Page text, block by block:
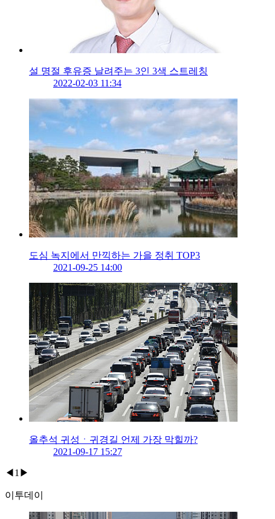
설 명절 후유증 날려주는 3인 3색 스트레칭
2022-02-03 11:34
도심 녹지에서 만끽하는 가을 정취 TOP3
2021-09-25 14:00
올추석 귀성ㆍ귀경길 언제 가장 막힐까?
2021-09-17 15:27
◀ 1 ▶
이투데이